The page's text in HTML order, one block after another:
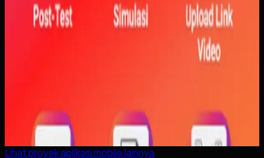
Lihat proyekaplikasi mobilelainnya